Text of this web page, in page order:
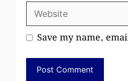
Website
Save my name,